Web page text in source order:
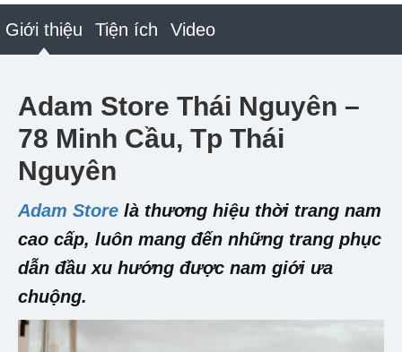
Giới thiệu Tiện ích Video
Adam Store Thái Nguyên –
78 Minh Cầu, Tp Thái
Nguyên
Adam Store là thương hiệu thời trang nam
cao cấp, luôn mang đến những trang phục
dẫn đầu xu hướng được nam giới ưa
chuộng.